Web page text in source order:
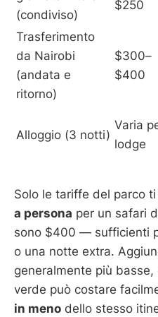
(condiviso)
$250
Trasferimento
da Nairobi
(andata e
ritorno)
$300–
$400
Alloggio (3 notti)
Varia
lodge
Solo le tariffe del parco
a persona per un safari
sono $400 — sufficienti
o una notte extra.
generalmente più
verde può costare
in meno dello stesso